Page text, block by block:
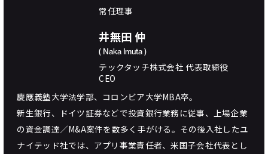
常任理事
井無田 仲
( Naka Imuta )
テックタッチ株式会社 代表取締役
CEO
慶應義塾大学法学部、コロンビア大学MBA卒。
新生銀行、ドイツ証券などで投資銀行業務に従事、上場企業
の資金調達／M&A案件を数多く手がける。その後入社したユ
ナイテッド社では、アプリ事業責任者、米国子会社代表とし